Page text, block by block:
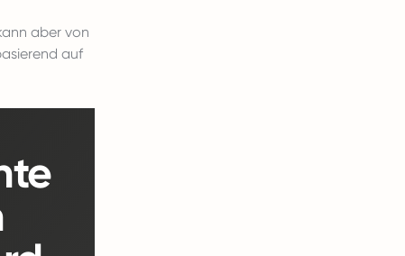
aber von
auf